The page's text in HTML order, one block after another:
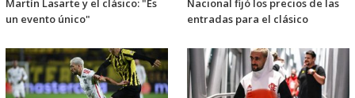
Martín Lasarte y el clásico: "Es
un evento único"
Nacional fijó los precios de las
entradas para el clásico